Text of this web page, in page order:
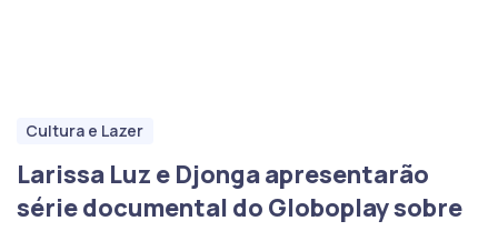
Cultura e Lazer
Larissa Luz e Djonga apresentarão
série documental do Globoplay sobre